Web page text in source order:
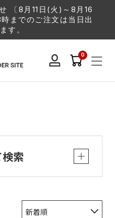
〔8月11日(火)～8月16
までのご注文は当日出
す。
0
索
新着順